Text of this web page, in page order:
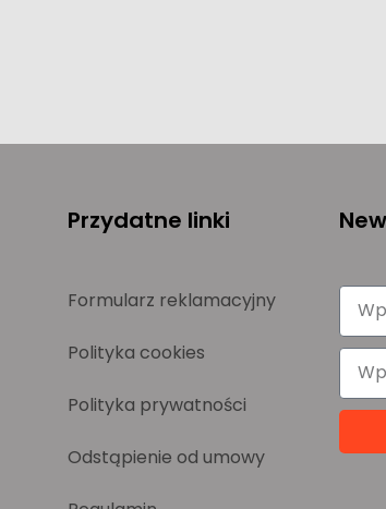
Przydatne linki
Formularz reklamacyjny
Polityka cookies
Polityka prywatności
Odstąpienie od umowy